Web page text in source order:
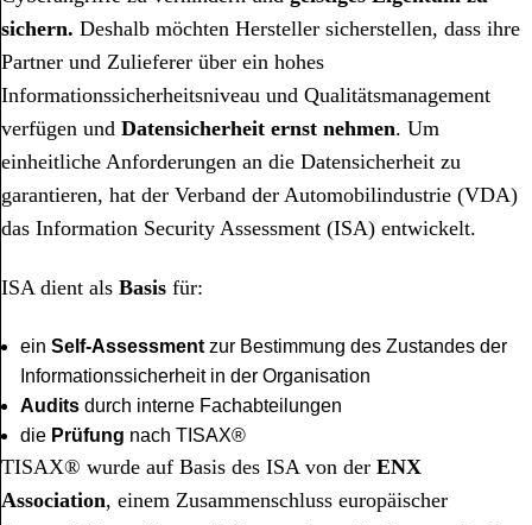
sichern. Deshalb möchten Hersteller sicherstellen, dass ihre
Partner und Zulieferer über ein hohes
Informationssicherheitsniveau und Qualitätsmanagement
verfügen und Datensicherheit ernst nehmen. Um
einheitliche Anforderungen an die Datensicherheit zu
garantieren, hat der Verband der Automobilindustrie (VDA)
das Information Security Assessment (ISA) entwickelt.
ISA dient als Basis für:
ein Self-Assessment zur Bestimmung des Zustandes der
Informationssicherheit in der Organisation
Audits durch interne Fachabteilungen
die Prüfung nach TISAX®
TISAX® wurde auf Basis des ISA von der ENX
Association, einem Zusammenschluss europäischer